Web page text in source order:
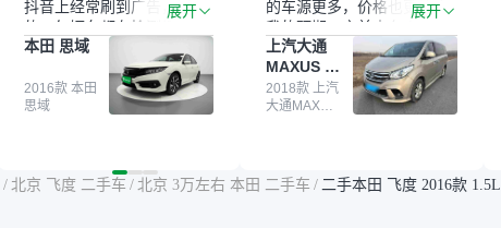
抖音上经常刷到广告，挺火
的。每辆车都有检测报告，
这个让我很放心。去外面买
车全凭卖家一张嘴，不敢
买。我买了本田思域，白
色，过户次数少，公里数符
平台，车价贵点也正常，毕
竟有保障。其他平台上很多
展开
本田 思域
2016款 本田
思域
的车源更多，价格也更符合
我的预期。之前卖车来过瓜
子，虽然价格没谈成，但
APP一直留着。瓜子毕竟是
大平台，整体印象还好。我
最终买了一台上汽大通，18
期，这一点很便捷，其他平
展开
上汽大通
MAXUS 大
通G10
2018款 上汽
大通MAXUS
/ 北京 飞度 二手车 / 北京 3万左右 本田 二手车 / 二手本田 飞度 2016款 1.5L